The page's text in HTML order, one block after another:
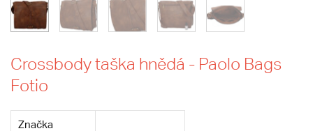
Crossbody taška hnědá - Paolo Bags
Fotio
Značka